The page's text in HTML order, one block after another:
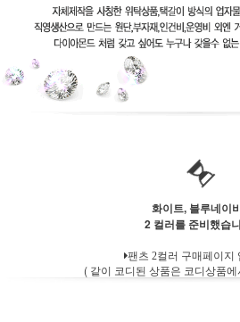
화이트, 블루네이
2 컬러를 준비했습
팬츠 2컬러 구매페이지
( 같이 코디된 상품은 코디상품